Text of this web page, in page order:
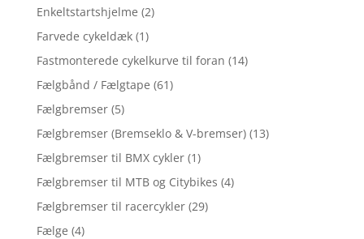
Enkeltstartshjelme (2)
Farvede cykeldæk (1)
Fastmonterede cykelkurve til foran (14)
Fælgbånd / Fælgtape (61)
Fælgbremser (5)
Fælgbremser (Bremseklo & V-bremser) (13)
Fælgbremser til BMX cykler (1)
Fælgbremser til MTB og Citybikes (4)
Fælgbremser til racercykler (29)
Fælge (4)